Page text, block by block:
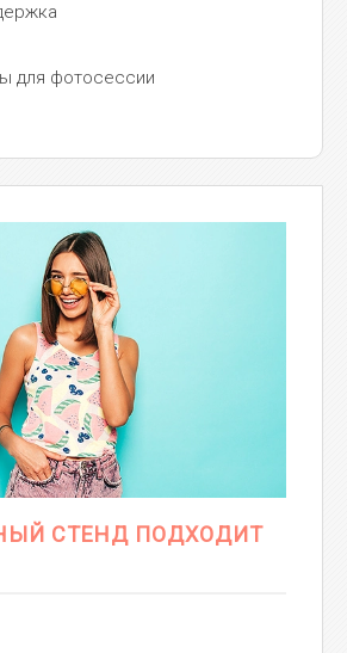
для фотосессии
СТЕНД ПОДХОДИТ